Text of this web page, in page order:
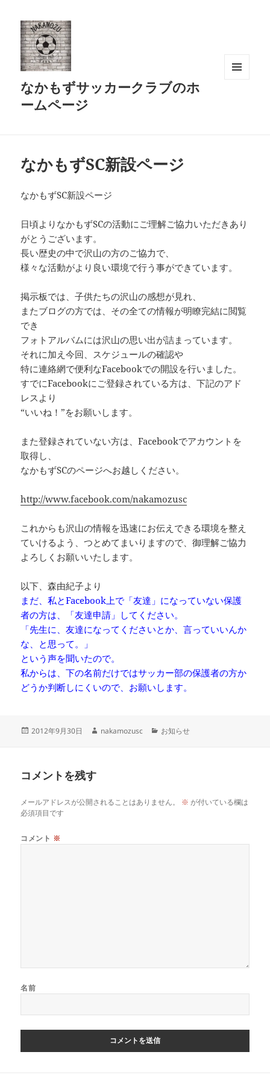
なかもずサッカークラブのホ
ームページ
なかもずSC新設ページ
なかもずSC新設ページ
日頃よりなかもずSCの活動にご理解ご協力いただきあり
がとうございます。
長い歴史の中で沢山の方のご協力で、
様々な活動がより良い環境で行う事ができています。
掲示板では、子供たちの沢山の感想が見れ、
またブログの方では、その全ての情報が明瞭完結に閲覧
でき
フォトアルバムには沢山の思い出が詰まっています。
それに加え今回、スケジュールの確認や
特に連絡網で便利なFacebookでの開設を行いました。
すでにFacebookにご登録されている方は、下記のアド
レスより
“いいね！”をお願いします。
また登録されていない方は、Facebookでアカウントを
取得し、
なかもずSCのページへお越しください。
http://www.facebook.com/nakamozusc
これからも沢山の情報を迅速にお伝えできる環境を整え
ていけるよう、つとめてまいりますので、御理解ご協力
よろしくお願いいたします。
以下、森由紀子より
まだ、私とFacebook上で「友達」になっていない保護
者の方は、「友達申請」してください。
「先生に、友達になってくださいとか、言っていいんか
な、と思って。」
という声を聞いたので。
私からは、下の名前だけではサッカー部の保護者の方か
どうか判断しにくいので、お願いします。
投
2012年9月30日
作
nakamozusc
カ
お知らせ
コメントを残す
メールアドレスが公開されることはありません。 ※ が付いている欄は
必須項目です
コメント ※
名前